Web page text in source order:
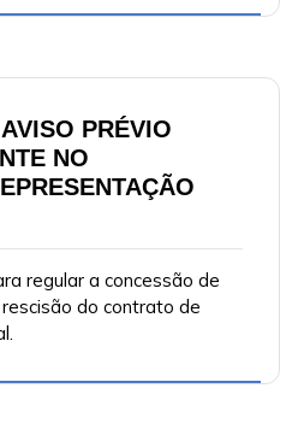
PRÉVIO
NO
regular a concessão de
do contrato de